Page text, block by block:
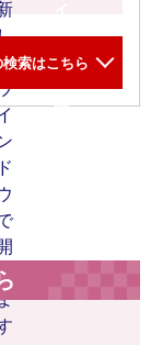
索はこちら